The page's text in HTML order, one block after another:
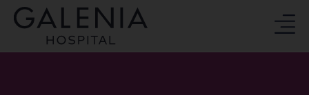
contenido